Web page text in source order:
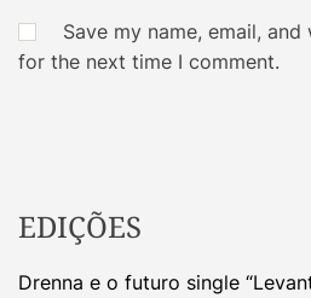
Save my name, email,
for the next time I comment.
EDIÇÕES
Drenna e o futuro single